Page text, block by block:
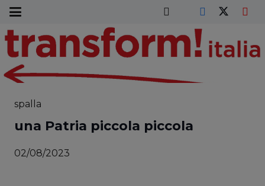
spalla
una Patria piccola piccola
02/08/2023